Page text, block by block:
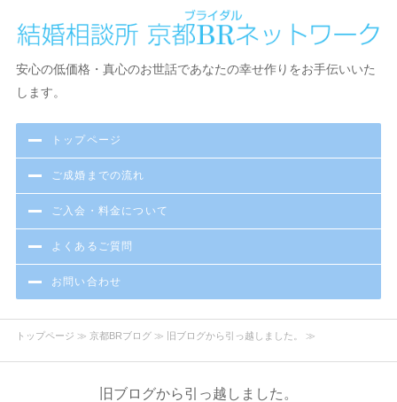
京都で結婚相談・お見合い・出会いなら京都BR（ブライダル）ネ
安心の低価格・真心のお世話であなたの幸せ作りをお手伝いいた
します。
トップページ
ご成婚までの流れ
ご入会・料金について
よくあるご質問
お問い合わせ
トップページ ≫ 京都BRブログ≫ 旧ブログから引っ越しました。 ≫
旧ブログから引っ越しました。